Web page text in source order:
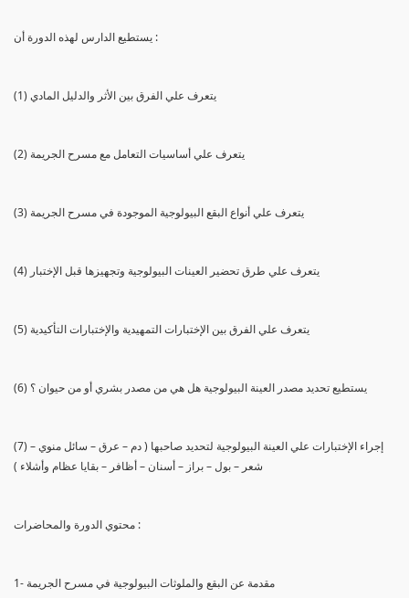
يستطيع الدارس لهذه الدورة أن :
(1) يتعرف علي الفرق بين الأثر والدليل المادي
(2) يتعرف علي أساسيات التعامل مع مسرح الجريمة
(3) يتعرف علي أنواع البقع البيولوجية الموجودة في مسرح الجريمة
(4) يتعرف علي طرق تحضير العينات البيولوجية وتجهيزها قبل الإختبار
(5) يتعرف علي الفرق بين الإختبارات التمهيدية والإختبارات التأكيدية
(6) يستطيع تحديد مصدر العينة البيولوجية هل هي من مصدر بشري أو من حيوان ؟
(7) إجراء الإختبارات علي العينة البيولوجية لتحديد صاحبها ( دم – عرق – سائل منوي –
شعر – بول – براز – أسنان – أظافر – بقايا عظام وأشلاء )
محتوي الدورة والمحاضرات :
1- مقدمة عن البقع والملوثات البيولوجية في مسرح الجريمة